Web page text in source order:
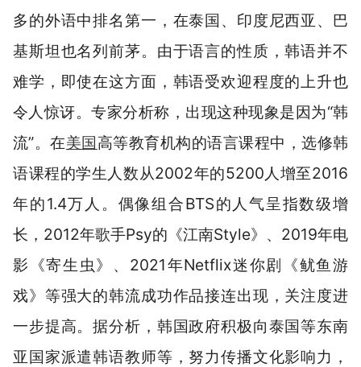
多的外语中排名第一，在泰国、印度尼西亚、巴
基斯坦也名列前茅。由于语言的性质，韩语并不
难学，即使在这方面，韩语受欢迎程度的上升也
令人惊讶。专家分析称，出现这种现象是因为“韩
流”。在美国高等教育机构的语言课程中，选修韩
语课程的学生人数从2002年的5200人增至2016
年的1.4万人。偶像组合BTS的人气呈指数级增
长，2012年歌手Psy的《江南Style》、2019年电
影《寄生虫》、2021年Netflix迷你剧《鱿鱼游
戏》等强大的韩流成功作品接连出现，关注度进
一步提高。据分析，韩国政府积极向泰国等东南
亚国家派遣韩语教师等，努力传播文化影响力，